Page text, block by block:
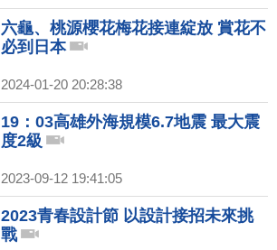
六龜、桃源櫻花梅花接連綻放 賞花不
必到日本
2024-01-20 20:28:38
19：03高雄外海規模6.7地震 最大震
度2級
2023-09-12 19:41:05
2023青春設計節 以設計接招未來挑
戰